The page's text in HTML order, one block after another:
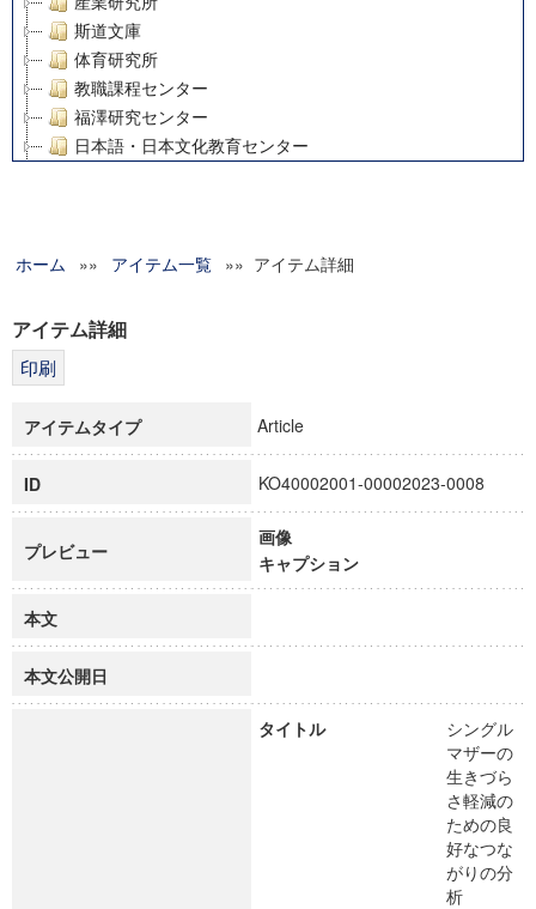
斯道文庫
体育研究所
教職課程センター
福澤研究センター
日本語・日本文化教育センター
グローバルリサーチインスティテュート
科学研究費補助金研究成果報告書
博士課程教育リーディングプログラム「超成熟社会発展のサ
ホーム »» アイテム一覧 »» アイテム詳細
アイテム詳細
アイテムタイプ Article
ID KO40002001-00002023-0008
プレビュー
画像
キャプション
本文
本文公開日
タイトル
シングル
マザーの
生きづら
さ軽減の
ための良
好なつな
がりの分
析